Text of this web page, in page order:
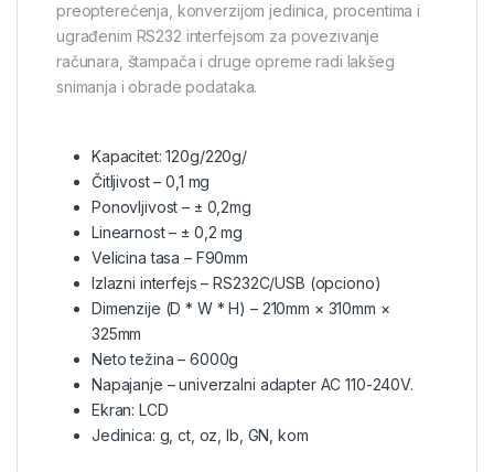
preopterećenja, konverzijom jedinica, procentima i
ugrađenim RS232 interfejsom za povezivanje
računara, štampača i druge opreme radi lakšeg
snimanja i obrade podataka.
Kapacitet: 120g/220g/
Čitljivost – 0,1 mg
Ponovljivost – ± 0,2mg
Linearnost – ± 0,2 mg
Velicina tasa – F90mm
Izlazni interfejs – RS232C/USB (opciono)
Dimenzije (D * W * H) – 210mm × 310mm ×
325mm
Neto težina – 6000g
Napajanje – univerzalni adapter AC 110-240V.
Ekran: LCD
Jedinica: g, ct, oz, lb, GN, kom